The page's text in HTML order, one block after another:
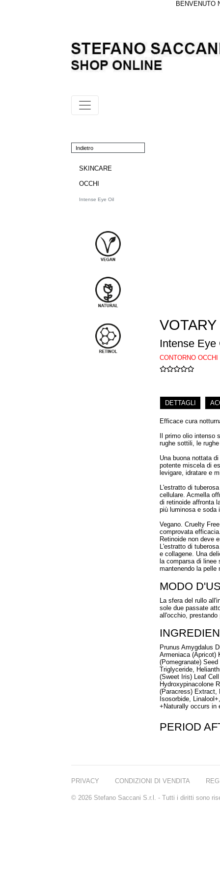
BENVENUTO
Indietro
SKINCARE
OCCHI
Intense Eye Oil
VOTARY
Intense Eye
CONTORNO OCCHI
DETTAGLI
Efficace cura
Il primo olio intenso
rughe sottili, le
Una buona nottata
potente miscela di
levigare, idratare e
L'estratto di
cellulare. Acmella
di retinoide affronta
più luminosa e soda
Vegano. Cruelty
comprovata
Retinoide non deve
L'estratto di
e collagene. Una
la comparsa di linee
mantenendo la pelle
MODO
La sfera del rullo
sole due passate
all'occhio,
Prunus Amygdalus
Armeniaca (Apricot)
(Pomegranate)
Triglyceride,
(Sweet Iris) Leaf
Hydroxypinacolone
(Paracress) Extract,
Isosorbide,
+Naturally occurs in
PERIOD
PRIVACY CONDIZIONI DI VENDITA
© 2026 Stefano Saccani S.r.l. - Tutti i diritti sono